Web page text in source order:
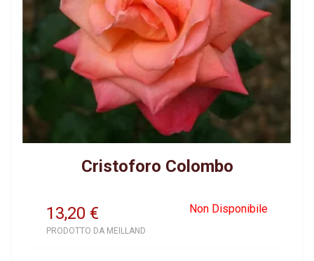
Cristoforo Colombo
13,20 Non Disponibile
€
PRODOTTO DA MEILLAND